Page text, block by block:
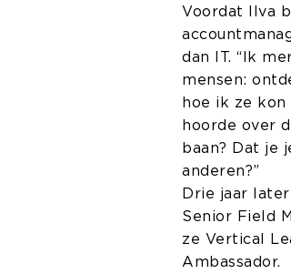
Voordat Ilva
dan IT. “Ik
mensen:
hoe ik ze
hoorde over
baan? Dat je
anderen?”
Drie jaar
Senior Field
ze Vertical
Ambassador.